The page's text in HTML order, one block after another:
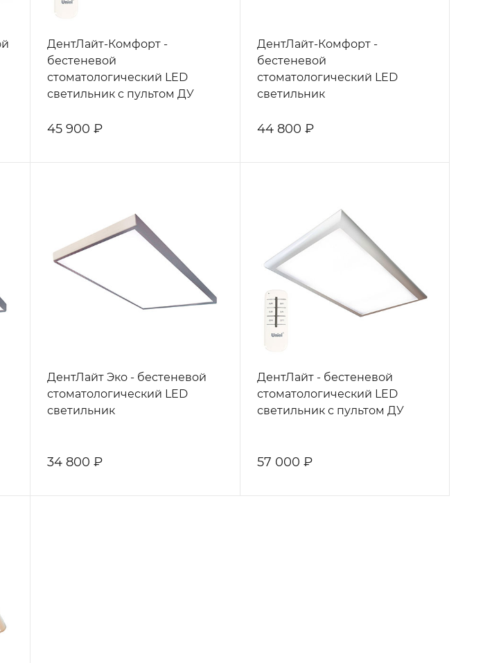
ДентЛайт-Комфорт -
бестеневой
стоматологический LED
светильник с пультом ДУ
45 900 ₽
ДентЛайт-Комфорт -
бестеневой
стоматологический LED
светильник
44 800 ₽
ДентЛайт Эко - бестеневой
стоматологический LED
светильник
34 800 ₽
ДентЛайт - бестеневой
стоматологический LED
светильник с пультом ДУ
57 000 ₽